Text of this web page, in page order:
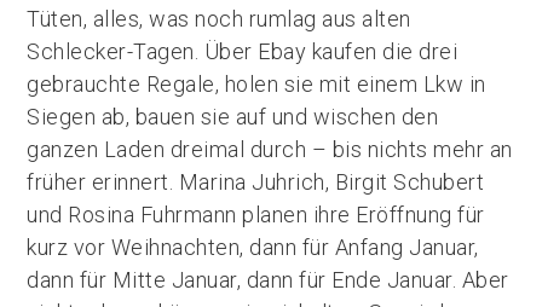
Tüten, alles, was noch rumlag aus alten
Schlecker-Tagen. Über Ebay kaufen die drei
gebrauchte Regale, holen sie mit einem Lkw in
Siegen ab, bauen sie auf und wischen den
ganzen Laden dreimal durch – bis nichts mehr an
früher erinnert. Marina Juhrich, Birgit Schubert
und Rosina Fuhrmann planen ihre Eröffnung für
kurz vor Weihnachten, dann für Anfang Januar,
dann für Mitte Januar, dann für Ende Januar. Aber